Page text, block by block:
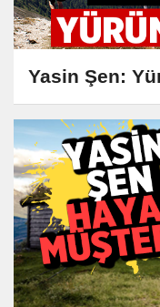
Yasin Şen: